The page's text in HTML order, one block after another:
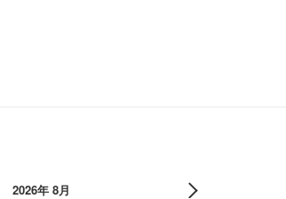
2026年 8月